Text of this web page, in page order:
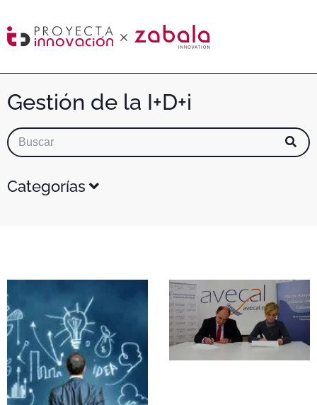
Gestión de la I+D+i
Categorías